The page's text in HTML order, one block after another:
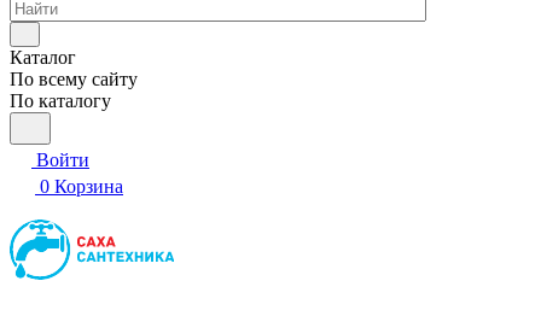
Каталог
По всему сайту
По каталогу
Войти
0 Корзина